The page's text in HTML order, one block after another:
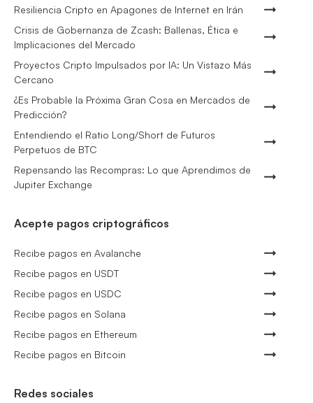
Resiliencia Cripto en Apagones de Internet en Irán
Crisis de Gobernanza de Zcash: Ballenas, Ética e
Implicaciones del Mercado
Proyectos Cripto Impulsados por IA: Un Vistazo Más
Cercano
¿Es Probable la Próxima Gran Cosa en Mercados de
Predicción?
Entendiendo el Ratio Long/Short de Futuros
Perpetuos de BTC
Repensando las Recompras: Lo que Aprendimos de
Jupiter Exchange
Acepte pagos criptográficos
Recibe pagos en Avalanche
Recibe pagos en USDT
Recibe pagos en USDC
Recibe pagos en Solana
Recibe pagos en Ethereum
Recibe pagos en Bitcoin
Redes sociales